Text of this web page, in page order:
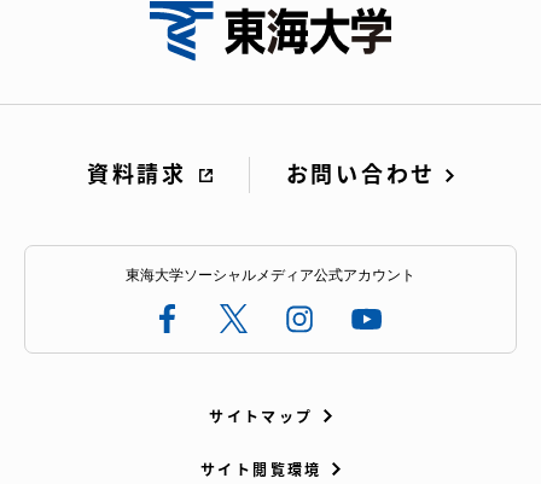
資料請求 お問い合わせ
東海大学ソーシャルメディア公式アカウント
サイトマップ
サイト閲覧環境